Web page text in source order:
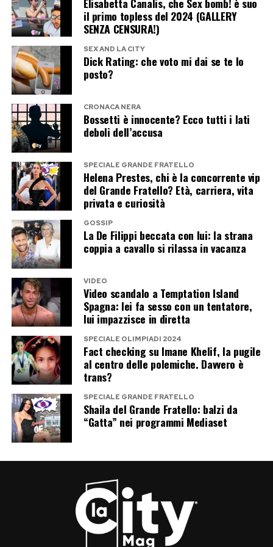
il primo topless del 2024 (GALLERY
SENZA CENSURA!)
SEX AND LA CITY
Dick Rating: che voto mi dai se te lo
posto?
CRONACA NERA
Bossetti è innocente? Ecco tutti i lati
deboli dell’accusa
SPECIALE GRANDE FRATELLO
Helena Prestes, chi è la concorrente vip
del Grande Fratello? Età, carriera, vita
privata e curiosità
GOSSIP
La De Filippi beccata con lui: la strana
coppia a cavallo si rilassa in vacanza
VIDEO
Video scandalo a Temptation Island
Spagna: lei fa sesso con un tentatore,
lui impazzisce in diretta
SPECIALE OLIMPIADI 2024
Fact checking su Imane Khelif, la pugile
al centro delle polemiche. Davvero è
trans?
SPECIALE GRANDE FRATELLO
Shaila del Grande Fratello: balzi da
“Gatta” nei programmi Mediaset